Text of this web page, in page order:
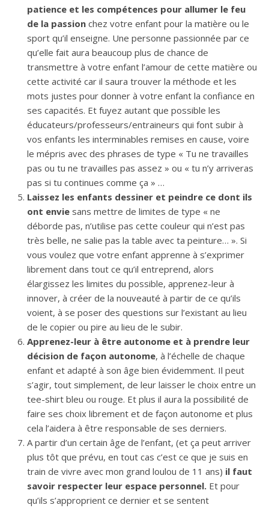
patience et les compétences pour allumer le feu
de la passion chez votre enfant pour la matière ou le
sport qu’il enseigne. Une personne passionnée par ce
qu’elle fait aura beaucoup plus de chance de
transmettre à votre enfant l’amour de cette matière ou
cette activité car il saura trouver la méthode et les
mots justes pour donner à votre enfant la confiance en
ses capacités. Et fuyez autant que possible les
éducateurs/professeurs/entraineurs qui font subir à
vos enfants les interminables remises en cause, voire
le mépris avec des phrases de type « Tu ne travailles
pas ou tu ne travailles pas assez » ou « tu n’y arriveras
pas si tu continues comme ça » …
Laissez les enfants dessiner et peindre ce dont ils
ont envie sans mettre de limites de type « ne
déborde pas, n’utilise pas cette couleur qui n’est pas
très belle, ne salie pas la table avec ta peinture… ». Si
vous voulez que votre enfant apprenne à s’exprimer
librement dans tout ce qu’il entreprend, alors
élargissez les limites du possible, apprenez-leur à
innover, à créer de la nouveauté à partir de ce qu’ils
voient, à se poser des questions sur l’existant au lieu
de le copier ou pire au lieu de le subir.
Apprenez-leur à être autonome et à prendre leur
décision de façon autonome, à l’échelle de chaque
enfant et adapté à son âge bien évidemment. Il peut
s’agir, tout simplement, de leur laisser le choix entre un
tee-shirt bleu ou rouge. Et plus il aura la possibilité de
faire ses choix librement et de façon autonome et plus
cela l’aidera à être responsable de ses derniers.
A partir d’un certain âge de l’enfant, (et ça peut arriver
plus tôt que prévu, en tout cas c’est ce que je suis en
train de vivre avec mon grand loulou de 11 ans) il faut
savoir respecter leur espace personnel. Et pour
qu’ils s’approprient ce dernier et se sentent